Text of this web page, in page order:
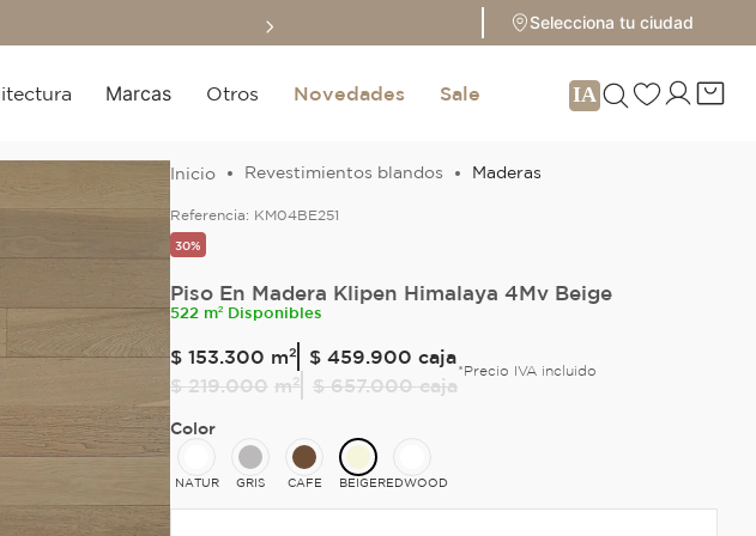
Paga con ADDI a cuotas con
Selecciona tu ciudad
Marcas Otros Novedades Sale
Revestimientos blandos Maderas
Referencia: KM04BE251
30%
Piso En Madera Klipen Himalaya 4Mv Beige
522 m² Disponibles
$ 153.300 m² $ 459.900 caja
$ 219.000 m² $ 657.000caja
*Precio IVA incluido
Color
NATUR GRIS CAFE BEIGEREDWOOD